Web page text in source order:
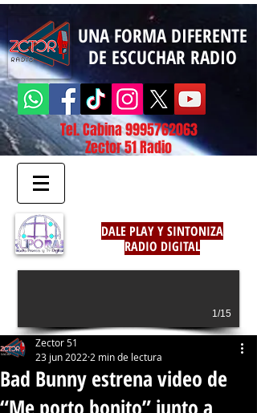
UNA FORMA DIFERENTE
DE ESCUCHAR RADIO
Tel. Cabina9995762063
Zector 51 Radio
DALE PLAY Y SINTONIZA
RADIO DIGITAL
1/15
Bad Bunny estrena video de
Zector 51
23 jun 2022 2 min de lectura